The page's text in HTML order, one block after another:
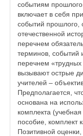
событиям
включает в себя
событий прошлого,
отечественной
перечнем
терминов, событий
перечнем
вызывают острые
учителей –
Предполагается,
основана на
комплекта
пособие, комплект
Позитивной